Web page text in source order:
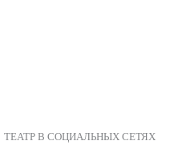
ТЕАТР В СОЦИАЛЬНЫХ СЕТЯХ